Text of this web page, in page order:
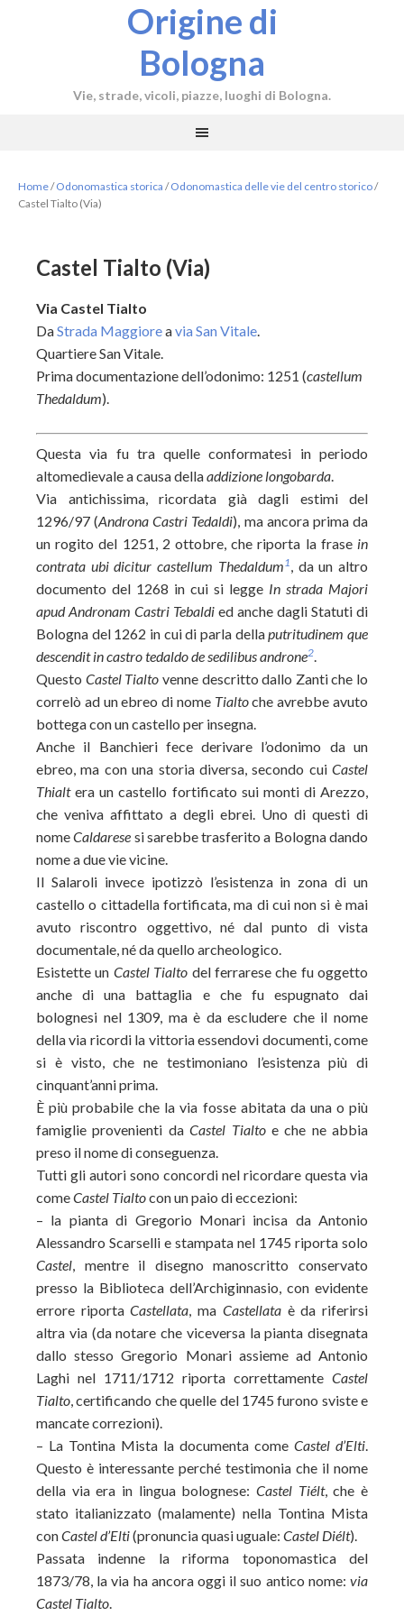
Origine di
Bologna
Vie, strade, vicoli, piazze, luoghi di Bologna.
Home/ Odonomastica storica / Odonomastica delle vie del centro storico/
Castel Tialto (Via)
Castel Tialto (Via)
Via Castel Tialto
DaStrada Maggioreavia San Vitale.
Quartiere San Vitale.
Prima documentazione dell’odonimo: 1251 (castellum
Thedaldum).
Questa via fu tra quelle conformatesi in periodo
altomedievale a causa dellaaddizione longobarda.
Via antichissima, ricordata già dagli estimi del
1296/97 (Androna Castri Tedaldi), ma ancora prima da
un rogito del 1251, 2 ottobre, che riporta la frase in
contrata ubi dicitur castellum Thedaldum1, da un altro
documento del 1268 in cui si legge In strada Majori
apud Andronam Castri Tebaldi ed anche dagli Statuti di
Bologna del 1262 in cui di parla dellaputritudinem que
descendit in castro tedaldo de sedilibus androne2.
Questo Castel Tialto venne descritto dallo Zanti che lo
correlò ad un ebreo di nome Tialtoche avrebbe avuto
bottega con un castello per insegna.
Anche il Banchieri fece derivare l’odonimo da un
ebreo, ma con una storia diversa, secondo cui Castel
Thialtera un castello fortificato sui monti di Arezzo,
che veniva affittato a degli ebrei. Uno di questi di
nomeCaldarese si sarebbe trasferito a Bologna dando
nome a due vie vicine.
Il Salaroli invece ipotizzò l’esistenza in zona di un
castello o cittadella fortificata, ma di cui non si è mai
avuto riscontro oggettivo, né dal punto di vista
documentale, né da quello archeologico.
Esistette un Castel Tialto del ferrarese che fu oggetto
anche di una battaglia e che fu espugnato dai
bolognesi nel 1309, ma è da escludere che il nome
della via ricordi la vittoria essendovi documenti, come
si è visto, che ne testimoniano l’esistenza più di
cinquant’anni prima.
È più probabile che la via fosse abitata da una o più
famiglie provenienti daCastel Tialtoe che ne abbia
preso il nome di conseguenza.
Tutti gli autori sono concordi nel ricordare questa via
comeCastel Tialtocon un paio di eccezioni:
– la pianta di Gregorio Monari incisa da Antonio
Alessandro Scarselli e stampata nel 1745 riporta solo
Castel, mentre il disegno manoscritto conservato
presso la Biblioteca dell’Archiginnasio, con evidente
errore riportaCastellata, ma Castellataè da riferirsi
altra via (da notare che viceversa la pianta disegnata
dallo stesso Gregorio Monari assieme ad Antonio
Laghi nel 1711/1712 riporta correttamente Castel
Tialto, certificando che quelle del 1745 furono sviste e
mancate correzioni).
– La Tontina Mista la documenta come Castel d’Elti.
Questo è interessante perché testimonia che il nome
della via era in lingua bolognese: Castel Tiélt, che è
stato italianizzato (malamente) nella Tontina Mista
conCastel d’Elti(pronuncia quasi uguale: Castel Diélt).
Passata indenne la riforma toponomastica del
1873/78, la via ha ancora oggi il suo antico nome: via
Castel Tialto.